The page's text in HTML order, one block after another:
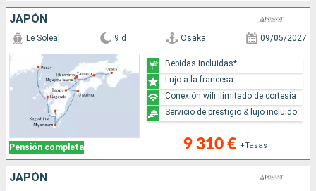
JAPÓN
Pensión completa
Le Soleal 9 d Osaka 09/05/2027
9 310 € +Tasas
Bebidas Incluidas*
Lujo a la francesa
Conexión wifi ilimitado de cortesía
Servicio de prestigio & lujo incluido
JAPÓN